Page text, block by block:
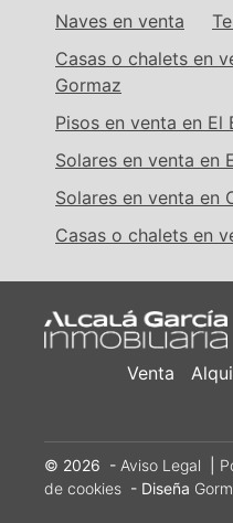
Naves en venta
Casas o chalets en
Gormaz
Pisos en venta en El
Solares en venta en
Solares en venta en
Casas o chalets en
Venta
© 2026 - Aviso Legal
de cookies - Diseña